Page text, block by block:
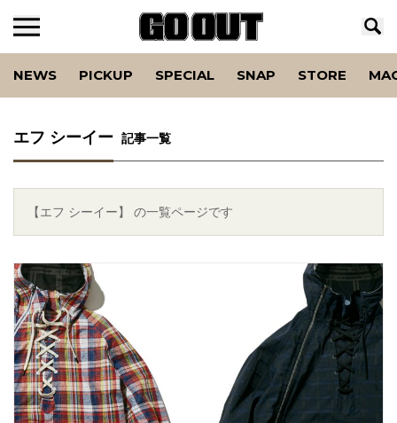
NEWS PICKUP SPECIAL SNAP STORE
エフ シーイー 記事一覧
【エフ シーイー】 の一覧ページです